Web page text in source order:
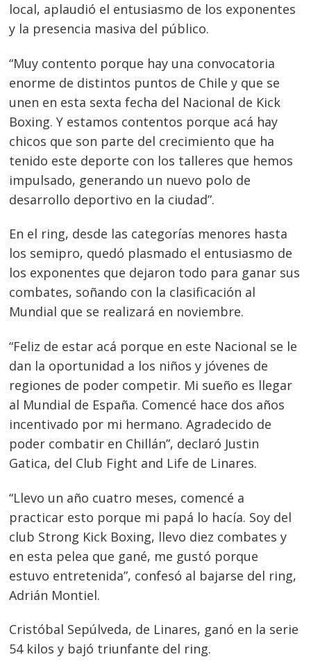
local, aplaudió el entusiasmo de los exponentes
y la presencia masiva del público.
“Muy contento porque hay una convocatoria
enorme de distintos puntos de Chile y que se
unen en esta sexta fecha del Nacional de Kick
Boxing. Y estamos contentos porque acá hay
chicos que son parte del crecimiento que ha
tenido este deporte con los talleres que hemos
impulsado, generando un nuevo polo de
desarrollo deportivo en la ciudad”.
En el ring, desde las categorías menores hasta
los semipro, quedó plasmado el entusiasmo de
los exponentes que dejaron todo para ganar sus
combates, soñando con la clasificación al
Mundial que se realizará en noviembre.
“Feliz de estar acá porque en este Nacional se le
dan la oportunidad a los niños y jóvenes de
regiones de poder competir. Mi sueño es llegar
al Mundial de España. Comencé hace dos años
incentivado por mi hermano. Agradecido de
poder combatir en Chillán”, declaró Justin
Gatica, del Club Fight and Life de Linares.
“Llevo un año cuatro meses, comencé a
practicar esto porque mi papá lo hacía. Soy del
club Strong Kick Boxing, llevo diez combates y
en esta pelea que gané, me gustó porque
estuvo entretenida”, confesó al bajarse del ring,
Adrián Montiel.
Cristóbal Sepúlveda, de Linares, ganó en la serie
54 kilos y bajó triunfante del ring.
Navegación
de
entradas